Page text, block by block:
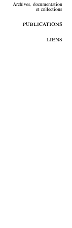
Archives, documentation
et collections
publications
liens